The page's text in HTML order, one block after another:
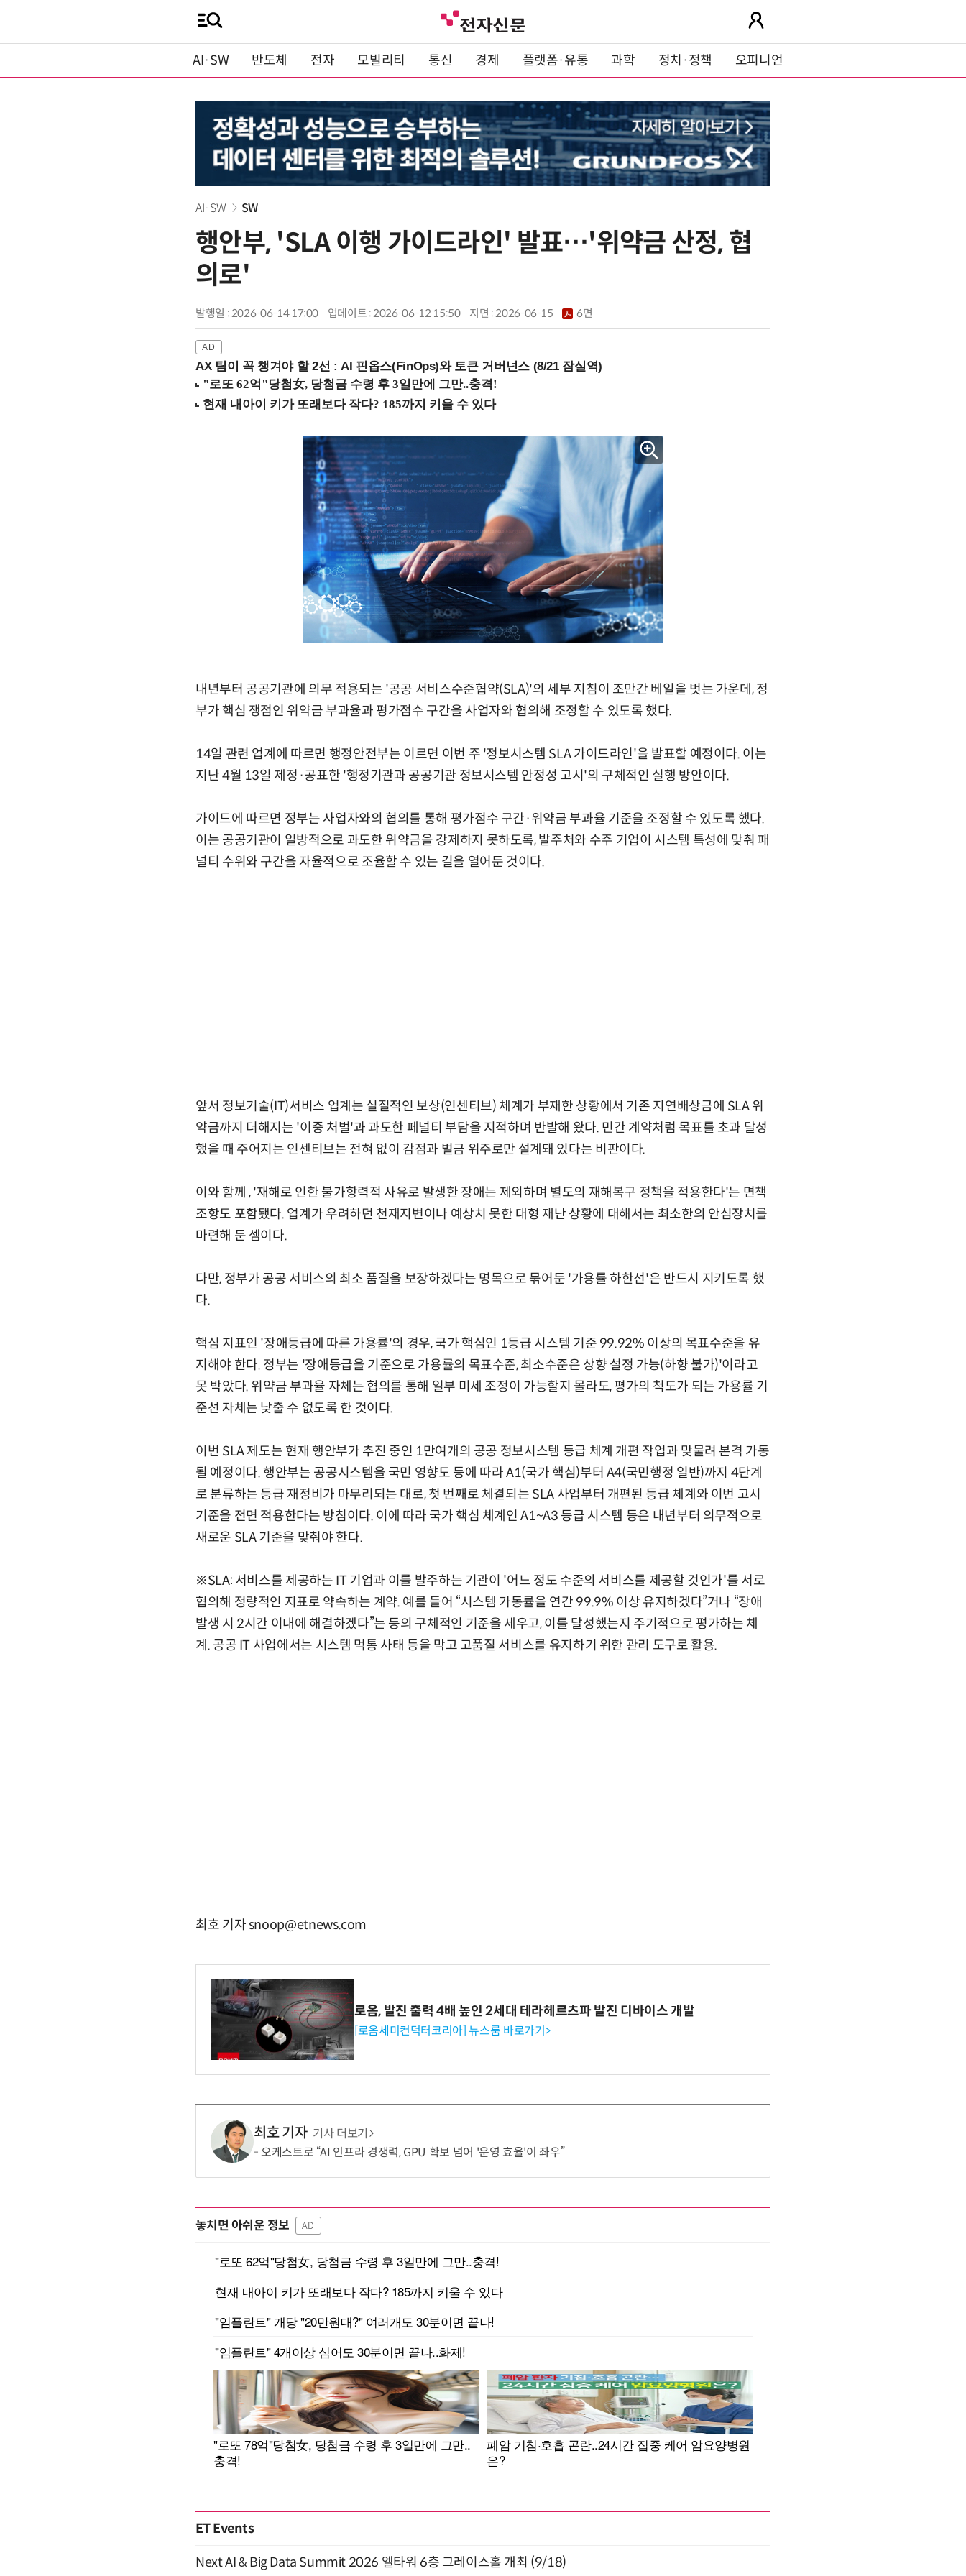
AI·SW 반도체 전자 모빌리티 통신 경제 플랫폼·유통 과학 정치·정책 오피니언
AI·SW SW
행안부, 'SLA 이행 가이드라인' 발표…'위약금 산정, 협
의로'
발행일 : 2026-06-14 17:00 업데이트 : 2026-06-12 15:50 지면 :2026-06-15 6면
AX 팀이 꼭 챙겨야 할 2선 : AI 핀옵스(FinOps)와 토큰 거버넌스 (8/21 잠실역)
내년부터 공공기관에 의무 적용되는 '공공 서비스수준협약(SLA)'의 세부 지침이 조만간 베일을 벗는 가운데, 정
부가 핵심 쟁점인 위약금 부과율과 평가점수 구간을 사업자와 협의해 조정할 수 있도록 했다.
14일 관련 업계에 따르면 행정안전부는 이르면 이번 주 '정보시스템 SLA 가이드라인'을 발표할 예정이다. 이는
지난 4월 13일 제정·공표한 '행정기관과 공공기관 정보시스템 안정성 고시'의 구체적인 실행 방안이다.
가이드에 따르면 정부는 사업자와의 협의를 통해 평가점수 구간·위약금 부과율 기준을 조정할 수 있도록 했다.
이는 공공기관이 일방적으로 과도한 위약금을 강제하지 못하도록, 발주처와 수주 기업이 시스템 특성에 맞춰 패
널티 수위와 구간을 자율적으로 조율할 수 있는 길을 열어둔 것이다.
앞서 정보기술(IT)서비스 업계는 실질적인 보상(인센티브) 체계가 부재한 상황에서 기존 지연배상금에 SLA 위
약금까지 더해지는 '이중 처벌'과 과도한 페널티 부담을 지적하며 반발해 왔다. 민간 계약처럼 목표를 초과 달성
했을 때 주어지는 인센티브는 전혀 없이 감점과 벌금 위주로만 설계돼 있다는 비판이다.
이와 함께 , '재해로 인한 불가항력적 사유로 발생한 장애는 제외하며 별도의 재해복구 정책을 적용한다'는 면책
조항도 포함됐다. 업계가 우려하던 천재지변이나 예상치 못한 대형 재난 상황에 대해서는 최소한의 안심장치를
마련해 둔 셈이다.
다만, 정부가 공공 서비스의 최소 품질을 보장하겠다는 명목으로 묶어둔 '가용률 하한선'은 반드시 지키도록 했
다.
핵심 지표인 '장애등급에 따른 가용률'의 경우, 국가 핵심인 1등급 시스템 기준 99.92% 이상의 목표수준을 유
지해야 한다. 정부는 '장애등급을 기준으로 가용률의 목표수준, 최소수준은 상향 설정 가능(하향 불가)'이라고
못 박았다. 위약금 부과율 자체는 협의를 통해 일부 미세 조정이 가능할지 몰라도, 평가의 척도가 되는 가용률 기
준선 자체는 낮출 수 없도록 한 것이다.
이번 SLA 제도는 현재 행안부가 추진 중인 1만여개의 공공 정보시스템 등급 체계 개편 작업과 맞물려 본격 가동
될 예정이다. 행안부는 공공시스템을 국민 영향도 등에 따라 A1(국가 핵심)부터 A4(국민행정 일반)까지 4단계
로 분류하는 등급 재정비가 마무리되는 대로, 첫 번째로 체결되는 SLA 사업부터 개편된 등급 체계와 이번 고시
기준을 전면 적용한다는 방침이다. 이에 따라 국가 핵심 체계인 A1~A3 등급 시스템 등은 내년부터 의무적으로
새로운 SLA 기준을 맞춰야 한다.
※SLA: 서비스를 제공하는 IT 기업과 이를 발주하는 기관이 '어느 정도 수준의 서비스를 제공할 것인가'를 서로
협의해 정량적인 지표로 약속하는 계약. 예를 들어 “시스템 가동률을 연간 99.9% 이상 유지하겠다”거나 “장애
발생 시 2시간 이내에 해결하겠다”는 등의 구체적인 기준을 세우고, 이를 달성했는지 주기적으로 평가하는 체
계. 공공 IT 사업에서는 시스템 먹통 사태 등을 막고 고품질 서비스를 유지하기 위한 관리 도구로 활용.
최호 기자 snoop@etnews.com
로옴, 발진 출력 4배 높인 2세대 테라헤르츠파 발진 디바이스 개발
[로옴세미컨덕터코리아] 뉴스룸 바로가기>
최호 기자 기사 더보기
오케스트로 “AI 인프라 경쟁력, GPU 확보 넘어 '운영 효율'이 좌우”
놓치면 아쉬운 정보 AD
ET Events
Next AI & Big Data Summit 2026 엘타워 6층 그레이스홀 개최 (9/18)